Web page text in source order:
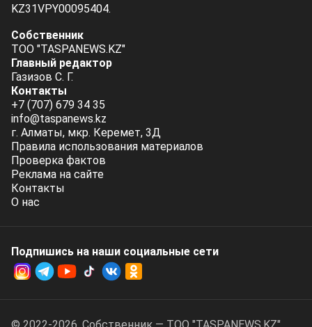
KZ31VPY00095404.
Собственник
ТОО "TASPANEWS.KZ"
Главный редактор
Газизов С. Г.
Контакты
+7 (707) 679 34 35
info@taspanews.kz
г. Алматы, мкр. Керемет, 3Д
Правила использования материалов
Проверка фактов
Реклама на сайте
Контакты
О нас
Подпишись на наши социальные cети